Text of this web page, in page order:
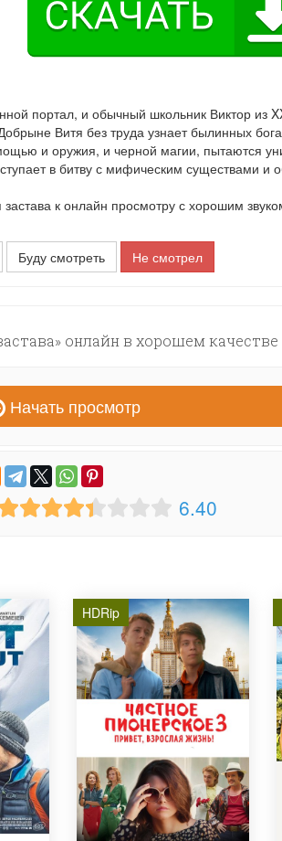
портал, и обычный школьник Виктор из
Витя без труда узнает былинных
и оружия, и черной магии, пытаются
в битву с мифическим существами и
к онлайн просмотру с хорошим
Буду смотреть Не смотрел
онлайн в хорошем качестве
Начать просмотр
6.40
HDRip